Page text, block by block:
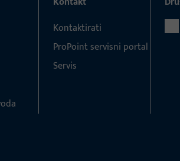
Kontaktirati
ProPoint servisni portal
Servis